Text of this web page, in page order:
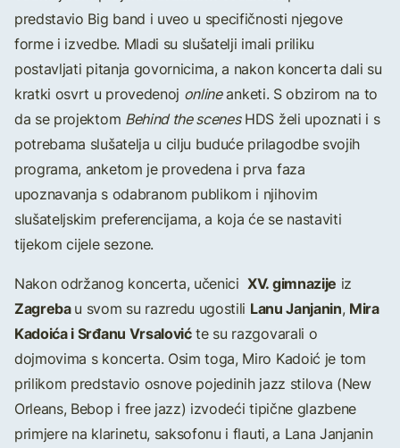
predstavio Big band i uveo u specifičnosti njegove
forme i izvedbe. Mladi su slušatelji imali priliku
postavljati pitanja govornicima, a nakon koncerta dali su
kratki osvrt u provedenoj onlineanketi. S obzirom na to
da se projektom Behind the scenesHDS želi upoznati i s
potrebama slušatelja u cilju buduće prilagodbe svojih
programa, anketom je provedena i prva faza
upoznavanja s odabranom publikom i njihovim
slušateljskim preferencijama, a koja će se nastaviti
tijekom cijele sezone.
Nakon održanog koncerta, učeniciXV. gimnazije iz
Zagrebau svom su razredu ugostili Lanu Janjanin, Mira
Kadoića i Srđanu Vrsalovićte su razgovarali o
dojmovima s koncerta. Osim toga, Miro Kadoić je tom
prilikom predstavio osnove pojedinih jazz stilova (New
Orleans, Bebop i free jazz) izvodeći tipične glazbene
primjere na klarinetu, saksofonu i flauti, a Lana Janjanin